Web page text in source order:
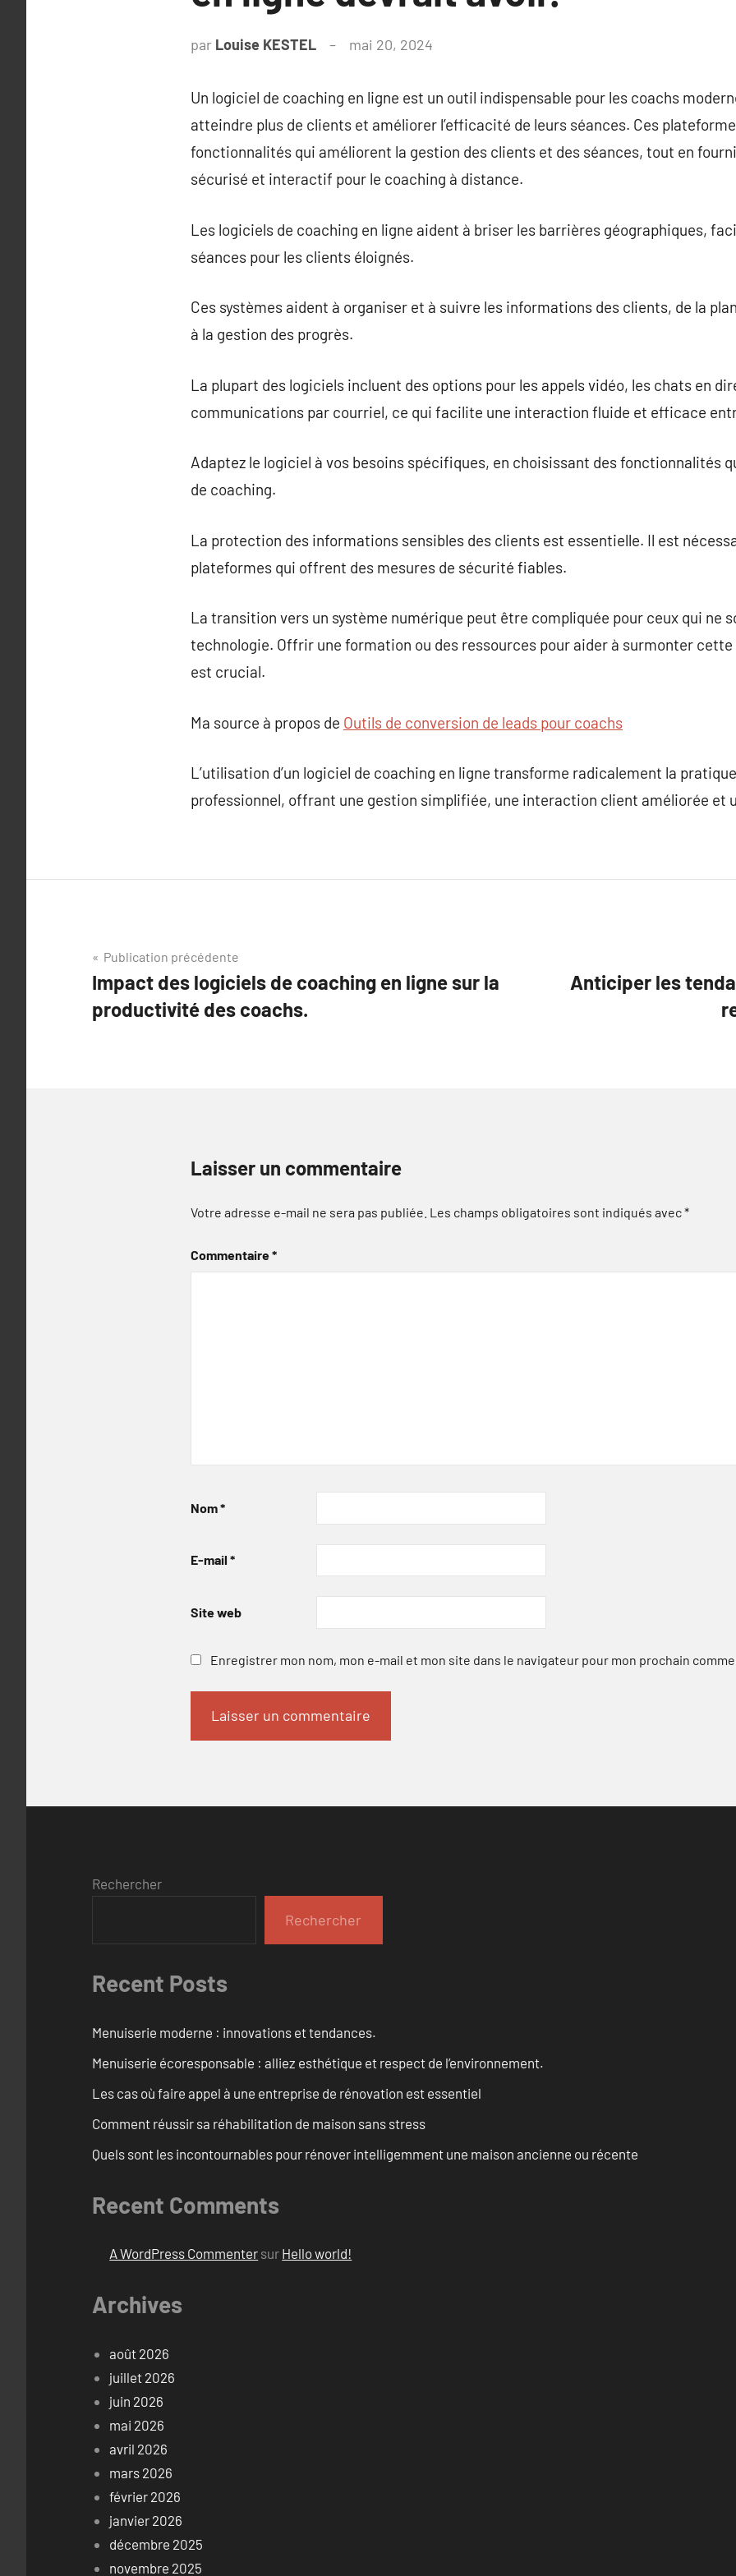
par Louise KESTEL mai 20, 2024
Un logiciel de coaching en ligne est un outil indispensable pour les coachs
atteindre plus de clients et améliorer l’efficacité de leurs séances. Ces
fonctionnalités qui améliorent la gestion des clients et des séances, tout en
sécurisé et interactif pour le coaching à distance.
Les logiciels de coaching en ligne aident à briser les barrières géographiques,
séances pour les clients éloignés.
Ces systèmes aident à organiser et à suivre les informations des clients, de la
à la gestion des progrès.
La plupart des logiciels incluent des options pour les appels vidéo, les chats en
communications par courriel, ce qui facilite une interaction fluide et efficace
Adaptez le logiciel à vos besoins spécifiques, en choisissant des fonctionnalités
de coaching.
La protection des informations sensibles des clients est essentielle. Il est
plateformes qui offrent des mesures de sécurité fiables.
La transition vers un système numérique peut être compliquée pour ceux qui ne
technologie. Offrir une formation ou des ressources pour aider à surmonter cette
est crucial.
Ma source à propos de Outils de conversion de leads pour coachs
L’utilisation d’un logiciel de coaching en ligne transforme radicalement la
professionnel, offrant une gestion simplifiée, une interaction client améliorée et
Navigation
de
l’article
Publication précédente
Impact des logiciels de coaching en ligne sur la
productivité des coachs.
Anticiper les
Laisser un commentaire
Votre adresse e-mail ne sera pas publiée. Les champs obligatoires sont indiqués avec*
Commentaire*
Nom*
E-mail *
Site web
Enregistrer mon nom, mon e-mail et mon site dans le navigateur pour mon prochain
Rechercher
Rechercher
Recent Posts
Menuiserie moderne : innovations et tendances.
Menuiserie écoresponsable : alliez esthétique et respect de l’environnement.
Les cas où faire appel à une entreprise de rénovation est essentiel
Comment réussir sa réhabilitation de maison sans stress
Quels sont les incontournables pour rénover intelligemment une maison ancienne ou récente
Recent Comments
A WordPress Commenter sur Hello world!
Archives
août 2026
juillet 2026
juin 2026
mai 2026
avril 2026
mars 2026
février 2026
janvier 2026
décembre 2025
novembre 2025